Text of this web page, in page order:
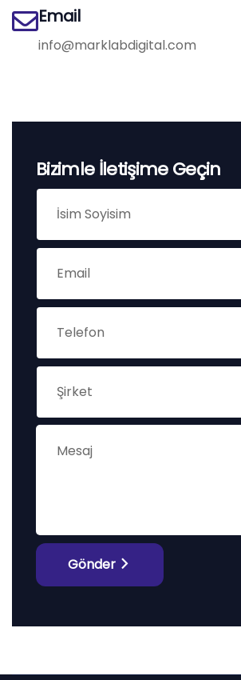
Email
info@marklabdigital.com
Bizimle İletişime Geçin
Gönder